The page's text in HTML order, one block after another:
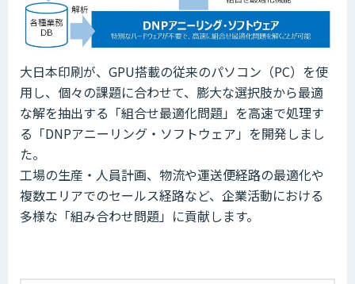
大日本印刷が、GPU搭載の従来のパソコン（PC）を使
用し、個々の課題に合わせて、膨大な選択肢から最適
な解を抽出する「組合せ最適化問題」を高速で処理す
る「DNPアニーリング・ソフトウェア」を開発しまし
た。
工場の生産・人員計画、物流や運送便経路の最適化や
複数エリアでのセールス経路など、企業活動における
多様な「組み合わせ問題」に貢献します。